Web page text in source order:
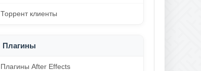
Торрент клиенты
Плагины
Плагины After Effects